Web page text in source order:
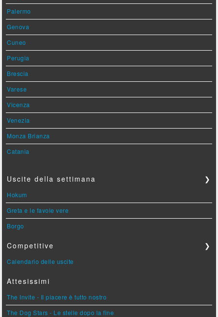
Palermo
Genova
Cuneo
Perugia
Brescia
Varese
Vicenza
Venezia
Monza Brianza
Catania
Uscite della settimana ❯
Hokum
Greta e le favole vere
Borgo
Competitive ❯
Calendario delle uscite
Attesissimi
The Invite - Il piacere è tutto nostro
The Dog Stars - Le stelle dopo la fine